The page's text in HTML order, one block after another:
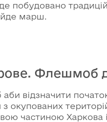
побудовано
марш.
Флешмоб
відзначити
окупованих
частиною Харкова